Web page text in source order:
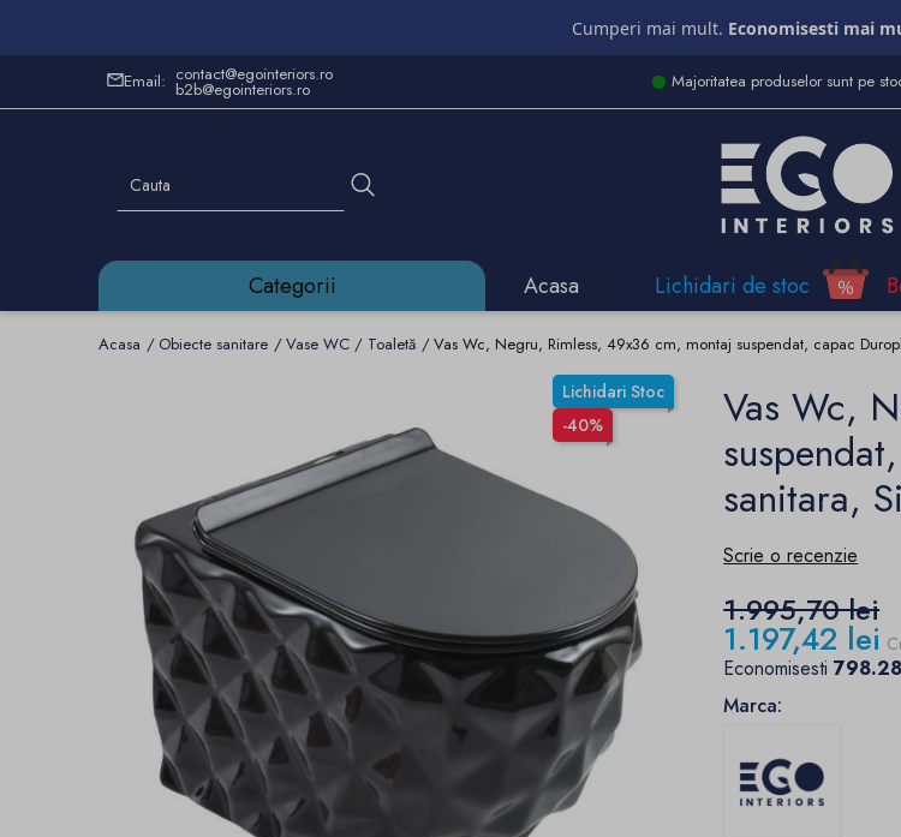
Cumperi mai mult. Economisesti mai
Email: contact@egointeriors.ro
b2b@egointeriors.ro Majoritatea produselor sunt pe
Categorii Acasa Lichidari de stoc
Acasa Obiecte sanitare Vase WC / Toaletă Vas Wc, Negru, Rimless, 49x36 cm, montaj suspendat, capac
Lichidari Stoc
-40%
Vas Wc,
sanitara,
Scrie o recenzie
1.995,70 lei
1.197,42 lei
Economisesti
Marca: